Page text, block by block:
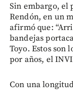
Sin embargo, el
Rendón, en un
afirmó que:
bandejas
Toyo. Estos son
por años, el
Con una